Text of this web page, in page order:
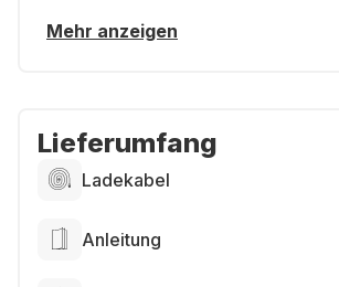
Mehr anzeigen
Lieferumfang
Ladekabel
Anleitung